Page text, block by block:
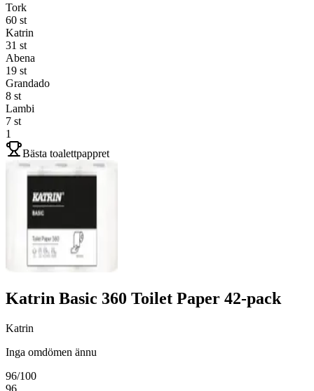
Tork
60 st
Katrin
31 st
Abena
19 st
Grandado
8 st
Lambi
7 st
1
Bästa toalettpappret
Katrin Basic 360 Toilet Paper 42-pack
Katrin
Inga omdömen ännu
96/100
96